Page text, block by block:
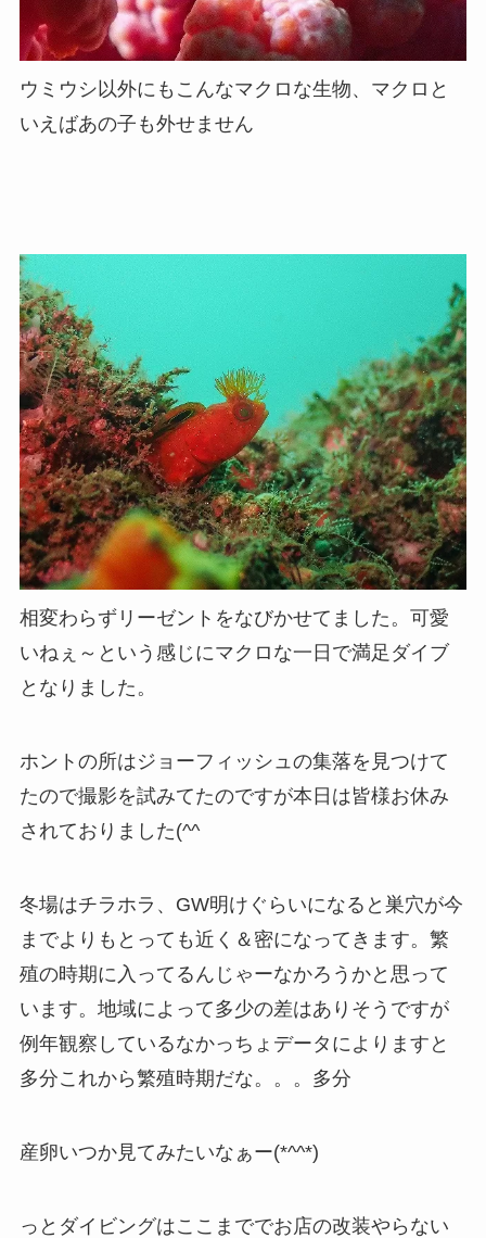
ウミウシ以外にもこんなマクロな生物、マクロと
いえばあの子も外せません
相変わらずリーゼントをなびかせてました。可愛
いねぇ～という感じにマクロな一日で満足ダイブ
となりました。
ホントの所はジョーフィッシュの集落を見つけて
たので撮影を試みてたのですが本日は皆様お休み
されておりました(^^ゞ
冬場はチラホラ、GW明けぐらいになると巣穴が今
までよりもとっても近く＆密になってきます。繁
殖の時期に入ってるんじゃーなかろうかと思って
います。地域によって多少の差はありそうですが
例年観察しているなかっちょデータによりますと
多分これから繁殖時期だな。。。多分
産卵いつか見てみたいなぁー(*^^*)
っとダイビングはここまででお店の改装やらない